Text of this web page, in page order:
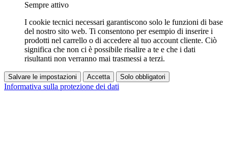
Sempre attivo
I cookie tecnici necessari garantiscono solo le funzioni di base
del nostro sito web. Ti consentono per esempio di inserire i
prodotti nel carrello o di accedere al tuo account cliente. Ciò
significa che non ci è possibile risalire a te e che i dati
risultanti non verranno mai trasmessi a terzi.
Salvare le impostazioni Accetta Solo obbligatori
Informativa sulla protezione dei dati